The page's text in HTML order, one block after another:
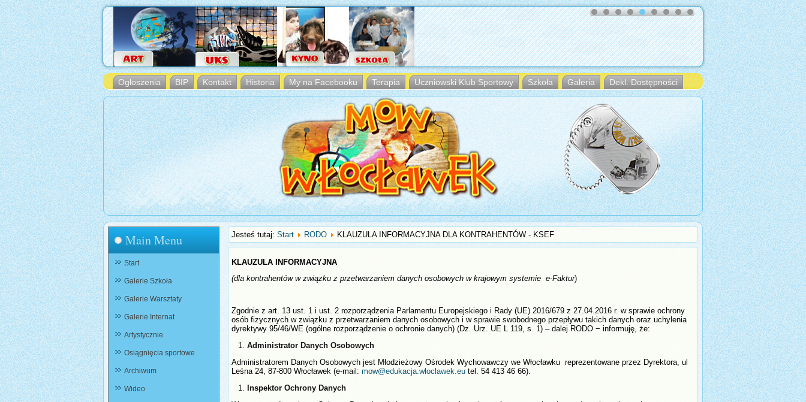
Ogłoszenia BIP Kontakt Historia My na Facebooku Terapia Uczniowski Klub Sportowy Szkoła Galeria Dekl. Dostępności
Main Menu
Start
Galerie Szkoła
Galerie Warsztaty
Galerie Internat
Artystycznie
Osiągnięcia sportowe
Archiwum
Wideo
Jesteś tutaj: Start RODO KLAUZULA INFORMACYJNA DLA KONTRAHENTÓW - KSEF
KLAUZULA INFORMACYJNA
(dla kontrahentów w związku z przetwarzaniem danych osobowych w krajowym systemie e-Faktur)
Zgodnie z art. 13 ust. 1 i ust. 2 rozporządzenia Parlamentu Europejskiego i Rady (UE) 2016/679 z 27.04.2016 r. w sprawie ochrony
osób fizycznych w związku z przetwarzaniem danych osobowych i w sprawie swobodnego przepływu takich danych oraz uchylenia
dyrektywy 95/46/WE (ogólne rozporządzenie o ochronie danych) (Dz. Urz. UE L 119, s. 1) – dalej RODO − informuję, że:
Administrator Danych Osobowych
Administratorem Danych Osobowych jest Młodzieżowy Ośrodek Wychowawczy we Włocławku reprezentowane przez Dyrektora, ul
Leśna 24, 87-800 Włocławek (e-mail:
tel. 54 413 46 66).
Inspektor Ochrony Danych